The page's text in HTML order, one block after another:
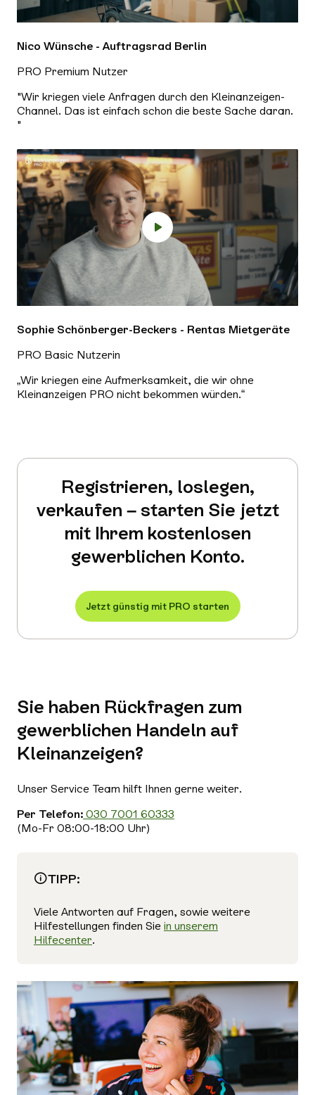
Nico Wünsche - Auftragsrad Berlin
PRO Premium Nutzer
"Wir kriegen viele Anfragen durch den Kleinanzeigen-
Channel. Das ist einfach schon die beste Sache daran.
"
Sophie Schönberger-Beckers - Rentas Mietgeräte
PRO Basic Nutzerin
„Wir kriegen eine Aufmerksamkeit, die wir ohne
Kleinanzeigen PRO nicht bekommen würden.“
Registrieren, loslegen,
verkaufen – starten Sie jetzt
mit Ihrem kostenlosen
gewerblichen Konto.
Jetzt günstig mit PRO starten
Sie haben Rückfragen zum
gewerblichen Handeln auf
Kleinanzeigen?
Unser Service Team hilft Ihnen gerne weiter.
Per Telefon: 030 7001 60333
(Mo-Fr 08:00-18:00 Uhr)
TIPP:
Viele Antworten auf Fragen, sowie weitere
Hilfestellungen finden Sie in unserem
Hilfecenter.